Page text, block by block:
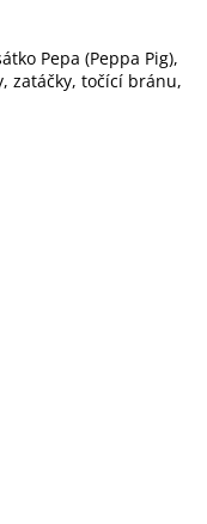
Pepa (Peppa Pig),
zatáčky, točící bránu,